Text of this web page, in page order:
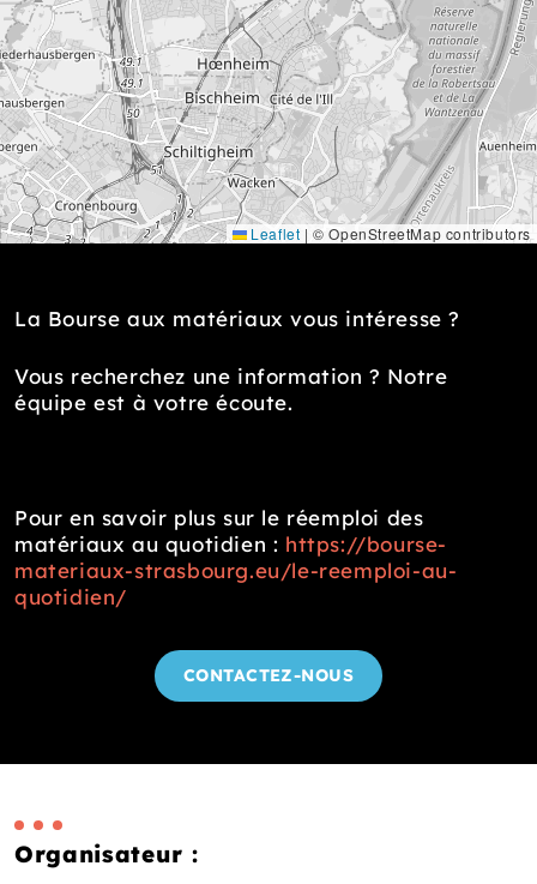
Leaflet | © OpenStreetMap contributors
La Bourse aux matériaux vous intéresse ?
Vous recherchez une information ? Notre
équipe est à votre écoute.
Pour en savoir plus sur le réemploi des
matériaux au quotidien : https://bourse-
materiaux-strasbourg.eu/le-reemploi-au-
quotidien/
CONTACTEZ-NOUS
Organisateur :